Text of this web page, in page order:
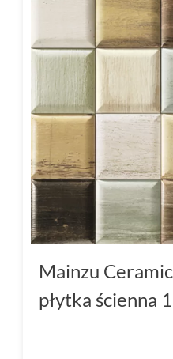
Mainzu
płytka ścienna